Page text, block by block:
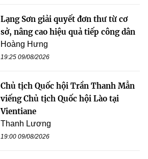
Lạng Sơn giải quyết đơn thư từ cơ
sở, nâng cao hiệu quả tiếp công dân
Hoàng Hưng
19:25 09/08/2026
Chủ tịch Quốc hội Trần Thanh Mẫn
viếng Chủ tịch Quốc hội Lào tại
Vientiane
Thanh Lương
19:00 09/08/2026